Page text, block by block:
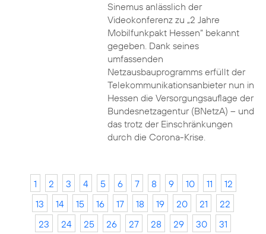
Sinemus anlässlich der
Videokonferenz zu „2 Jahre
Mobilfunkpakt Hessen“ bekannt
gegeben. Dank seines
umfassenden
Netzausbauprogramms erfüllt der
Telekommunikationsanbieter nun in
Hessen die Versorgungsauflage der
Bundesnetzagentur (BNetzA) – und
das trotz der Einschränkungen
durch die Corona-Krise.
1 2 3 4 5 6 7 8 9 10 11
12
13
14 15 16 17 18 19 20 21
22
23
24 25 26 27 28 29 30
31